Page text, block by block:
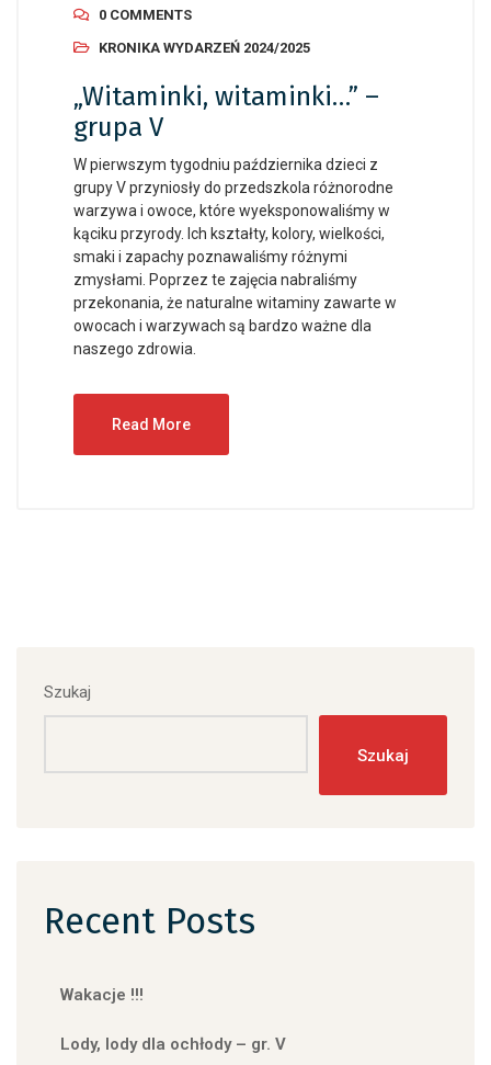
0 COMMENTS
KRONIKA WYDARZEŃ 2024/2025
„Witaminki, witaminki…” –
grupa V
W pierwszym tygodniu października dzieci z
grupy V przyniosły do przedszkola różnorodne
warzywa i owoce, które wyeksponowaliśmy w
kąciku przyrody. Ich kształty, kolory, wielkości,
smaki i zapachy poznawaliśmy różnymi
zmysłami. Poprzez te zajęcia nabraliśmy
przekonania, że naturalne witaminy zawarte w
owocach i warzywach są bardzo ważne dla
naszego zdrowia.
Read More
Szukaj
Szukaj
Recent Posts
Wakacje !!!
Lody, lody dla ochłody – gr. V